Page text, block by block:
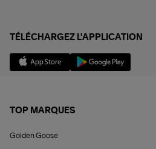
TÉLÉCHARGEZ L'APPLICATION
TOP MARQUES
Golden Goose